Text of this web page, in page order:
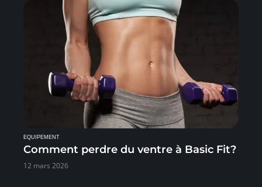
EQUIPEMENT
Comment perdre du ventre à Basic Fit?
12 mars 2026